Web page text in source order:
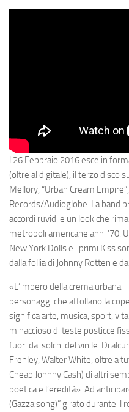
l 26 Febbraio 2016 esce in
(oltre al digitale), il terzo disco
Mellory, “Urban Cream
Records/Audioglobe. La band
accordi ruvidi e un look che
metropoli americane anni ’70.
New York Dollse i primi Kiss
dalla follia di Johnny Rotten e
«L’impero della crema urbana
personaggi che affollano la
significa arte, musica, sport,
minaccioso di teste posticce
fuori dai solchi del vinile. Di
Frehley, Walter White, oltre a
Cheap Johnny Cash) di altri
poetica e l’eredità». Ad
(Gazza song)” girato durante il